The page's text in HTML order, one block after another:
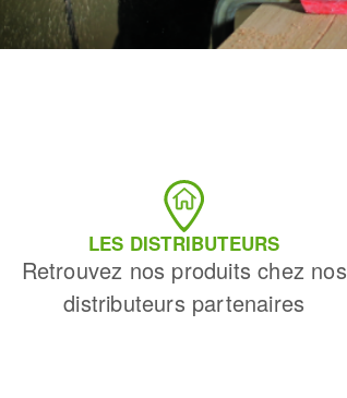
LES DISTRIBUTEURS
Retrouvez nos produits chez nos
distributeurs partenaires